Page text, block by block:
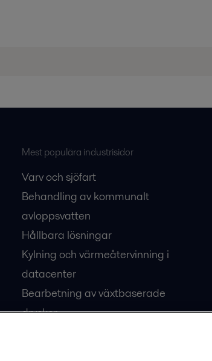
Mest populära industrisidor
Varv och sjöfart
Behandling av kommunalt
avloppsvatten
Hållbara lösningar
Kylning och värmeåtervinning i
datacenter
Bearbetning av växtbaserade
drycker